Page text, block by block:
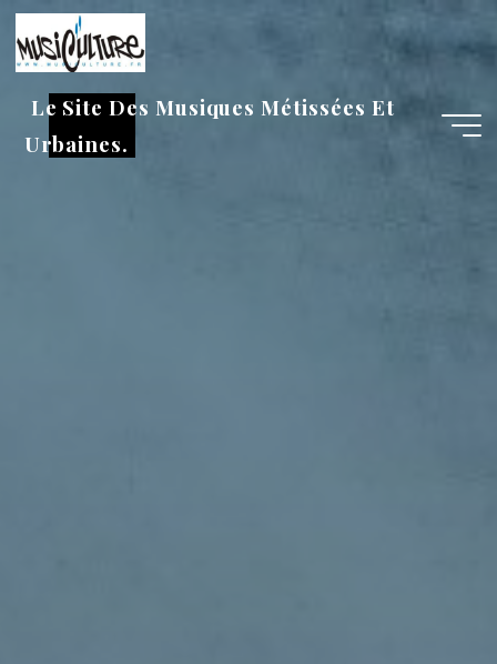
Aller
au
contenu
Le Site Des Musiques Métissées Et
Urbaines.